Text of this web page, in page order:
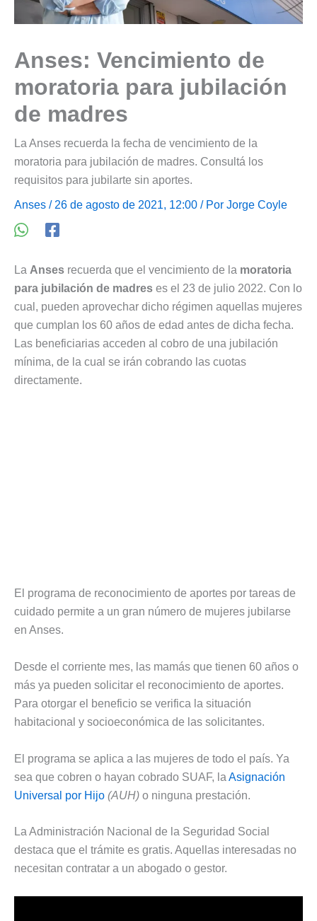
Anses: Vencimiento de
moratoria para jubilación
de madres
La Anses recuerda la fecha de vencimiento de la
moratoria para jubilación de madres. Consultá los
requisitos para jubilarte sin aportes.
Anses / 26 de agosto de 2021, 12:00 / Por Jorge Coyle
La Anses recuerda que el vencimiento de la moratoria
para jubilación de madres es el 23 de julio 2022. Con lo
cual, pueden aprovechar dicho régimen aquellas mujeres
que cumplan los 60 años de edad antes de dicha fecha.
Las beneficiarias acceden al cobro de una jubilación
mínima, de la cual se irán cobrando las cuotas
directamente.
El programa de reconocimiento de aportes por tareas de
cuidado permite a un gran número de mujeres jubilarse
en Anses.
Desde el corriente mes, las mamás que tienen 60 años o
más ya pueden solicitar el reconocimiento de aportes.
Para otorgar el beneficio se verifica la situación
habitacional y socioeconómica de las solicitantes.
El programa se aplica a las mujeres de todo el país. Ya
sea que cobren o hayan cobrado SUAF, la Asignación
Universal por Hijo (AUH) o ninguna prestación.
La Administración Nacional de la Seguridad Social
destaca que el trámite es gratis. Aquellas interesadas no
necesitan contratar a un abogado o gestor.